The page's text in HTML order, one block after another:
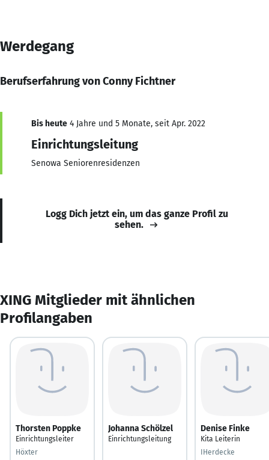
Werdegang
Berufserfahrung von Conny Fichtner
Bis heute 4 Jahre und 5 Monate, seit Apr. 2022
Einrichtungsleitung
Senowa Seniorenresidenzen
Logg Dich jetzt ein, um das ganze Profil zu
sehen.
XING Mitglieder mit ähnlichen
Profilangaben
Thorsten Poppke
Einrichtungsleiter
Höxter
Johanna Schölzel
Einrichtungsleitung
Denise Finke
Kita Leiterin
IHerdecke